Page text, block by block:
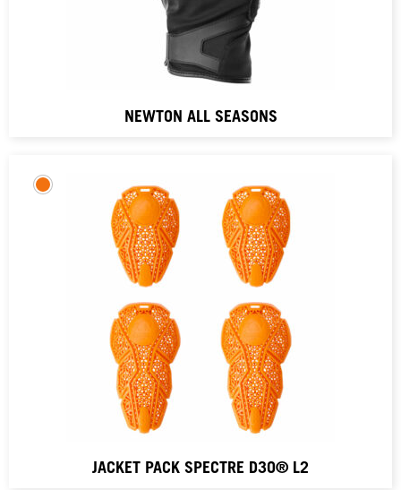
NEWTON ALL SEASONS
JACKET PACK SPECTRE D3O® L2